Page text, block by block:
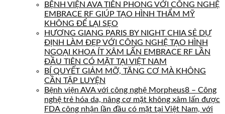
BỆNH VIỆN AVA TIÊN PHONG VỚI CÔNG NGHỆ
EMBRACE RF GIÚP TẠO HÌNH THẨM MỸ
KHÔNG ĐỂ LẠI SẸO
HƯƠNG GIANG PARIS BY NIGHT CHIA SẺ DỰ
ĐỊNH LÀM ĐẸP VỚI CÔNG NGHỆ TẠO HÌNH
NGOẠI KHOA ÍT XÂM LẤN EMBRACE RF LẦN
ĐẦU TIÊN CÓ MẶT TẠI VIỆT NAM
BÍ QUYẾT GIẢM MỠ, TĂNG CƠ MÀ KHÔNG
CẦN TẬP LUYỆN
Bệnh viện AVA với công nghệ Morpheus8 – Công
nghệ trẻ hóa da, nâng cơ mặt không xâm lấn được
FDA công nhận lần đầu có mặt tại Việt Nam, với